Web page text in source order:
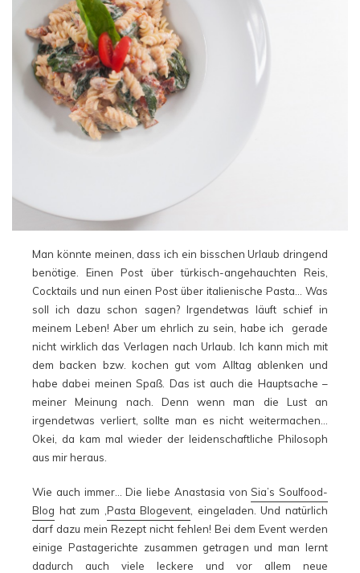
Man könnte meinen, dass ich ein bisschen Urlaub dringend
benötige. Einen Post über türkisch-angehauchten Reis,
Cocktails und nun einen Post über italienische Pasta… Was
soll ich dazu schon sagen? Irgendetwas läuft schief in
meinem Leben! Aber um ehrlich zu sein, habe ich gerade
nicht wirklich das Verlagen nach Urlaub. Ich kann mich mit
dem backen bzw. kochen gut vom Alltag ablenken und
habe dabei meinen Spaß. Das ist auch die Hauptsache –
meiner Meinung nach. Denn wenn man die Lust an
irgendetwas verliert, sollte man es nicht weitermachen…
Okei, da kam mal wieder der leidenschaftliche Philosoph
aus mir heraus.
Wie auch immer… Die liebe Anastasia vonSia’s Soulfood-
Blog hat zum ‚ Pasta Blogevent ‚ eingeladen. Und natürlich
darf dazu mein Rezept nicht fehlen! Bei dem Event werden
einige Pastagerichte zusammen getragen und man lernt
dadurch auch viele leckere und vor allem neue